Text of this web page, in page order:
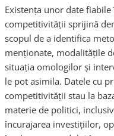
Existența unor date
competitivității sprijină
scopul de a identifica
menționate, modalitățile
situația omologilor și
le pot asimila. Datele cu
competitivității stau la
materie de politici,
încurajarea investițiilor,